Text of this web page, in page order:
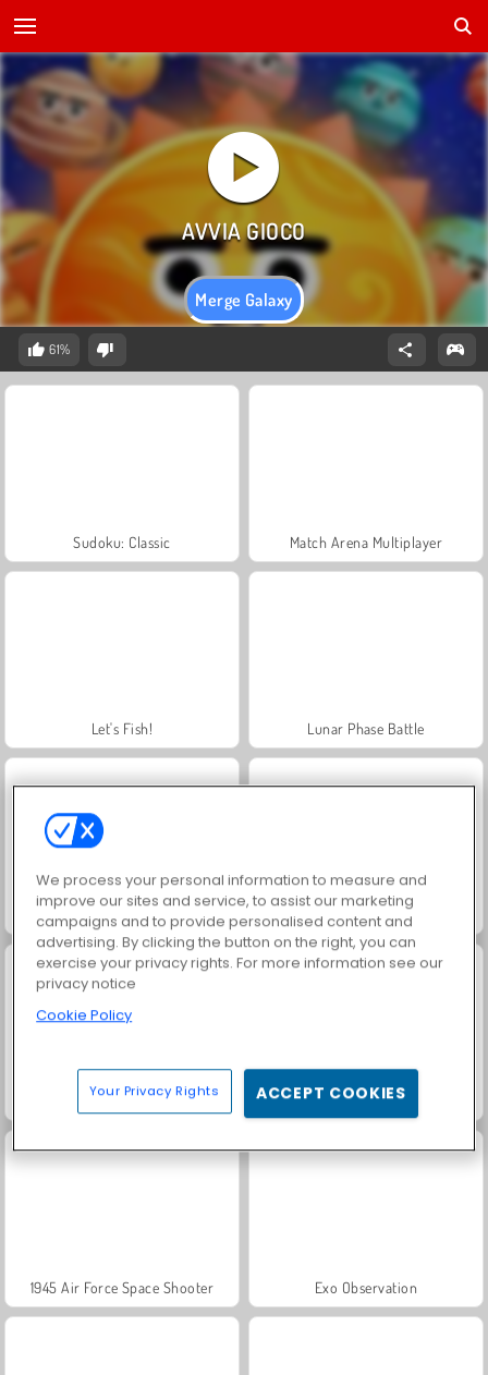
Merge Galaxy
61%
Sudoku: Classic Match Arena Multiplayer
Let's Fish! Lunar Phase Battle
Avventura spaziale: abbinamento a 3 Polvere di asteroidi
Space Craft: Ship War
1945 Air Force Space Shooter Exo Observation
We process your personal information to measure and
improve our sites and service, to assist our marketing
campaigns and to provide personalised content and
advertising. By clicking the button on the right, you can
exercise your privacy rights. For more information see our
privacy notice
Cookie Policy
Your Privacy Rights ACCEPT COOKIES